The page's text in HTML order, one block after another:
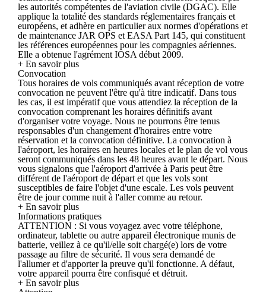
les autorités compétentes de l'aviation civile (DGAC). Elle
applique la totalité des standards réglementaires français et
européens, et adhère en particulier aux normes d'opérations et
de maintenance JAR OPS et EASA Part 145, qui constituent
les références européennes pour les compagnies aériennes.
Elle a obtenue l'agrément IOSA début 2009.
+ En savoir plus
Convocation
Tous horaires de vols communiqués avant réception de votre
convocation ne peuvent l'être qu'à titre indicatif. Dans tous
les cas, il est impératif que vous attendiez la réception de la
convocation comprenant les horaires définitifs avant
d'organiser votre voyage. Nous ne pourrons être tenus
responsables d'un changement d'horaires entre votre
réservation et la convocation définitive. La convocation à
l'aéroport, les horaires en heures locales et le plan de vol vous
seront communiqués dans les 48 heures avant le départ. Nous
vous signalons que l'aéroport d'arrivée à Paris peut être
différent de l'aéroport de départ et que les vols sont
susceptibles de faire l'objet d'une escale. Les vols peuvent
être de jour comme nuit à l'aller comme au retour.
+ En savoir plus
Informations pratiques
ATTENTION : Si vous voyagez avec votre téléphone,
ordinateur, tablette ou autre appareil électronique munis de
batterie, veillez à ce qu'il/elle soit chargé(e) lors de votre
passage au filtre de sécurité. Il vous sera demandé de
l'allumer et d'apporter la preuve qu'il fonctionne. A défaut,
votre appareil pourra être confisqué et détruit.
+ En savoir plus